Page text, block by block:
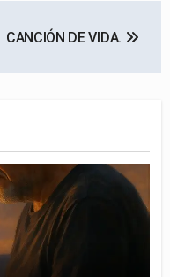
CANCIÓN DE VIDA.